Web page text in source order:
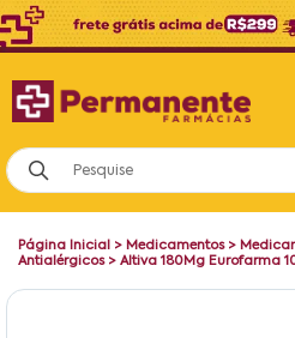
Página Inicial > Medicamentos>
Antialérgicos> Altiva 180Mg Eurofarma